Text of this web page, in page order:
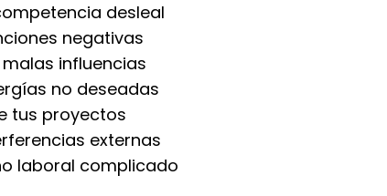
desleal
negativas
influencias
no deseadas
tus proyectos
externas
laboral complicado